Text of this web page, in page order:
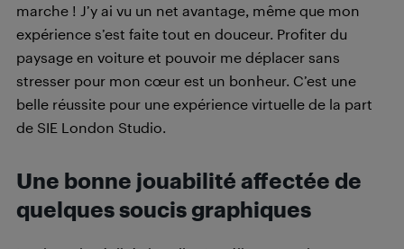
marche ! J’y ai vu un net avantage, même que mon
expérience s’est faite tout en douceur. Profiter du
paysage en voiture et pouvoir me déplacer sans
stresser pour mon cœur est un bonheur. C’est une
belle réussite pour une expérience virtuelle de la part
de SIE London Studio.
Une bonne jouabilité affectée de
quelques soucis graphiques